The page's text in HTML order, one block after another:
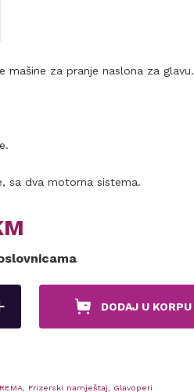
mašine za pranje naslona za glavu.
sa dva motorna sistema.
DODAJ U KORPU
, Frizerski namještaj, Glavoperi